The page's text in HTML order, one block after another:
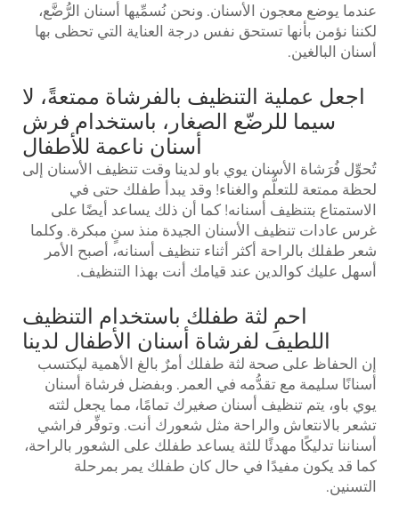
عندما يوضع معجون الأسنان. ونحن نُسمِّيها أسنان الرُّضَّع،
لكننا نؤمن بأنها تستحق نفس درجة العناية التي تحظى بها
أسنان البالغين.
اجعل عملية التنظيف بالفرشاة ممتعةً، لا
سيما للرضّع الصغار، باستخدام فرش
أسنان ناعمة للأطفال
تُحوِّل فُرَشاة الأسنان يوي باو لدينا وقت تنظيف الأسنان إلى
لحظة ممتعة للتعلُّم والغناء! وقد يبدأ طفلك حتى في
الاستمتاع بتنظيف أسنانه! كما أن ذلك يساعد أيضًا على
غرس عادات تنظيف الأسنان الجيدة منذ سنٍ مبكرة. وكلما
شعر طفلك بالراحة أكثر أثناء تنظيف أسنانه، أصبح الأمر
أسهل عليك كوالدين عند قيامك أنت بهذا التنظيف.
احمِ لثة طفلك باستخدام التنظيف
اللطيف لفرشاة أسنان الأطفال لدينا
إن الحفاظ على صحة لثة طفلك أمرٌ بالغ الأهمية ليكتسب
أسنانًا سليمة مع تقدُّمه في العمر. وبفضل فرشاة أسنان
يوي باو، يتم تنظيف أسنان صغيرك تمامًا، مما يجعل لثته
تشعر بالانتعاش والراحة مثل شعورك أنت. وتوفِّر فراشي
أسناننا تدليكًا مهدئًا للثة يساعد طفلك على الشعور بالراحة،
كما قد يكون مفيدًا في حال كان طفلك يمر بمرحلة
التسنين.